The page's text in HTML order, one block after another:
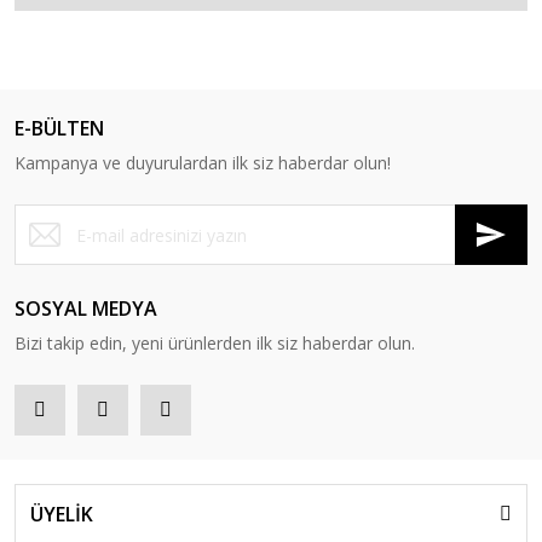
E-BÜLTEN
Kampanya ve duyurulardan ilk siz haberdar olun!
SOSYAL MEDYA
Bizi takip edin, yeni ürünlerden ilk siz haberdar olun.
ÜYELİK